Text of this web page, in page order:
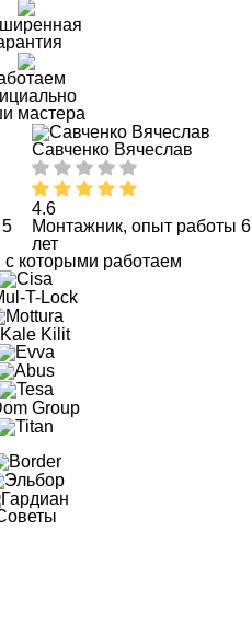
мастера
Савченко Вячеслав
4.6
Монтажник, опыт работы 6
лет
которыми работаем